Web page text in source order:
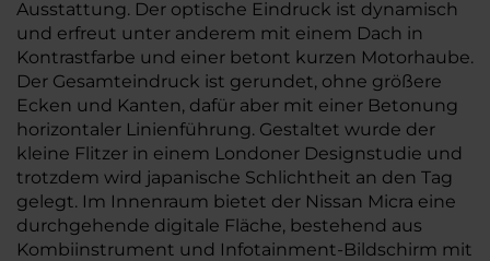
Ausstattung. Der optische Eindruck ist dynamisch
und erfreut unter anderem mit einem Dach in
Kontrastfarbe und einer betont kurzen Motorhaube.
Der Gesamteindruck ist gerundet, ohne größere
Ecken und Kanten, dafür aber mit einer Betonung
horizontaler Linienführung. Gestaltet wurde der
kleine Flitzer in einem Londoner Designstudie und
trotzdem wird japanische Schlichtheit an den Tag
gelegt. Im Innenraum bietet der Nissan Micra eine
durchgehende digitale Fläche, bestehend aus
Kombiinstrument und Infotainment-Bildschirm mit